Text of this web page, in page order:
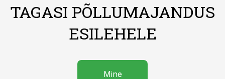
TAGASI PÕLLUMAJANDUS
ESILEHELE
Mine